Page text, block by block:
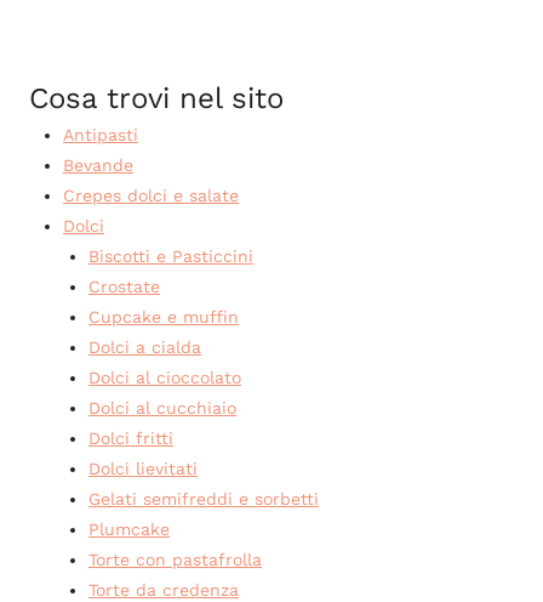
Cosa trovi nel sito
Antipasti
Bevande
Crepes dolci e salate
Dolci
Biscotti e Pasticcini
Crostate
Cupcake e muffin
Dolci a cialda
Dolci al cioccolato
Dolci al cucchiaio
Dolci fritti
Dolci lievitati
Gelati semifreddi e sorbetti
Plumcake
Torte con pastafrolla
Torte da credenza